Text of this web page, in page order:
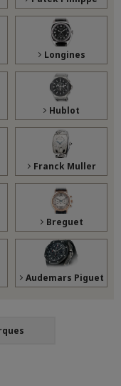
Longines
Hublot
Franck Muller
Breguet
Audemars Piguet